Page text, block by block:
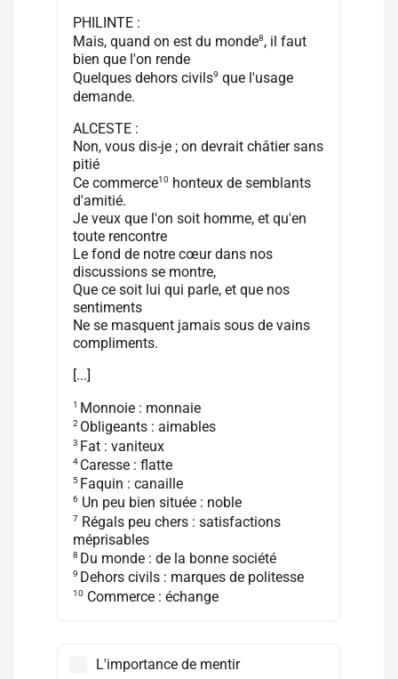
PHILINTE :
Mais, quand on est du monde8, il faut
bien que l'on rende
Quelques dehors civils9 que l'usage
demande.
ALCESTE :
Non, vous dis-je ; on devrait châtier sans
pitié
Ce commerce10 honteux de semblants
d'amitié.
Je veux que l'on soit homme, et qu'en
toute rencontre
Le fond de notre cœur dans nos
discussions se montre,
Que ce soit lui qui parle, et que nos
sentiments
Ne se masquent jamais sous de vains
compliments.
[...]
1 Monnoie : monnaie
2 Obligeants : aimables
3 Fat : vaniteux
4 Caresse : flatte
5 Faquin : canaille
6 Un peu bien située : noble
7 Régals peu chers : satisfactions
méprisables
8 Du monde : de la bonne société
9 Dehors civils : marques de politesse
10 Commerce : échange
L'importance de mentir